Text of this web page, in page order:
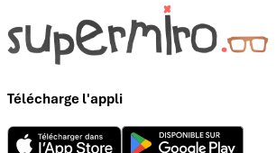
Télécharge l'appli